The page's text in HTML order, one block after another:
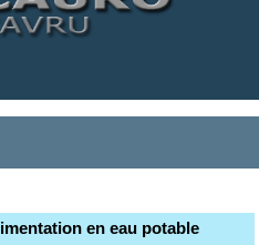
en eau potable